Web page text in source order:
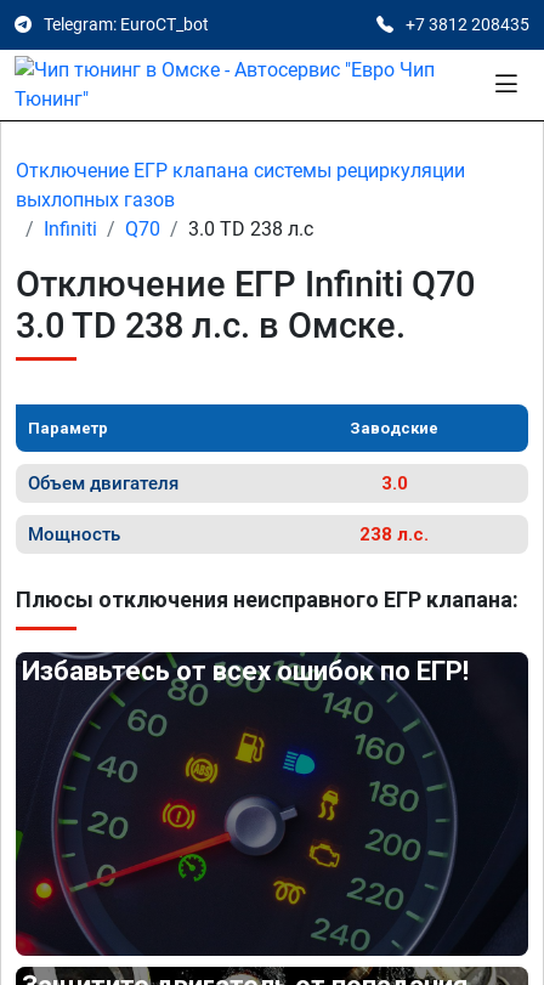
Telegram: EuroCT_bot +7 3812 208435
Отключение ЕГР клапана системы рециркуляции
выхлопных газов
Infiniti
Q70 3.0 TD 238 л.с
Отключение ЕГР Infiniti Q70
3.0 TD 238 л.с. в Омске.
Параметр Заводские
Объем двигателя 3.0
Мощность 238 л.с.
Плюсы отключения неисправного ЕГР клапана:
Избавьтесь от всех ошибок по ЕГР!